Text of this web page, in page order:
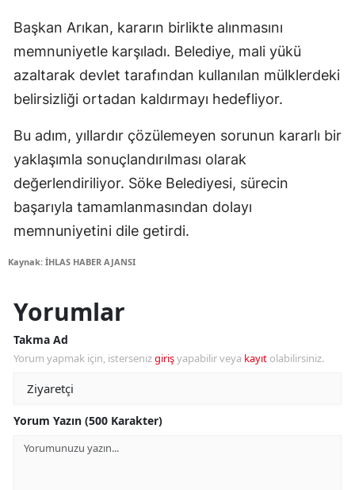
Başkan Arıkan, kararın birlikte alınmasını
memnuniyetle karşıladı. Belediye, mali yükü
azaltarak devlet tarafından kullanılan mülklerdeki
belirsizliği ortadan kaldırmayı hedefliyor.
Bu adım, yıllardır çözülemeyen sorunun kararlı bir
yaklaşımla sonuçlandırılması olarak
değerlendiriliyor. Söke Belediyesi, sürecin
başarıyla tamamlanmasından dolayı
memnuniyetini dile getirdi.
Kaynak: İHLAS HABER AJANSI
Yorumlar
Takma Ad
Yorum yapmak için, istersenizgirişyapabilir veya kayıt olabilirsiniz.
Yorum Yazın (500 Karakter)